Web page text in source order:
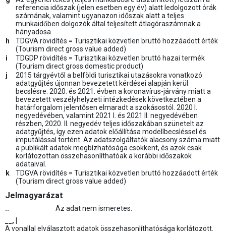
referencia időszak (jelen esetben egy év) alatt ledolgozott órák
számának, valamint ugyanazon időszak alatt a teljes
munkaidőben dolgozók által teljesített átlagóraszámnak a
hányadosa.
h
TDGVA rövidítés = Turisztikai közvetlen bruttó hozzáadott érték
(Tourism direct gross value added)
i
TDGDP rövidítés = Turisztikai közvetlen bruttó hazai termék
(Tourism direct gross domestic product)
j
2015 tárgyévtől a belföldi turisztikai utazásokra vonatkozó
adatgyűjtés újonnan bevezetett kérdései alapján kerül
becslésre. 2020. és 2021. évben a koronavírus-járvány miatt a
bevezetett veszélyhelyzeti intézkedések következtében a
határforgalom jelentősen elmaradt a szokásostól. 2020 I.
negyedévében, valamint 2021 I. és 2021 II. negyedévében
részben, 2020. II. negyedév teljes időszakában szünetelt az
adatgyűjtés, így ezen adatok előállítása modellbecsléssel és
imputálással történt. Az adatszolgáltatók alacsony száma miatt
a publikált adatok megbízhatósága csökkent, és azok csak
korlátozottan összehasonlíthatóak a korábbi időszakok
adataival.
k
TDGVA rövidítés = Turisztikai közvetlen bruttó hozzáadott érték
(Tourism direct gross value added)
Jelmagyarázat
..
Az adat nem ismeretes.
__, |
A vonallal elválasztott adatok összehasonlíthatósága korlátozott.